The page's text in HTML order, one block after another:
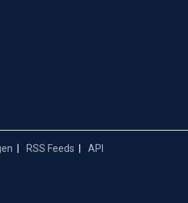
RSS Feeds API